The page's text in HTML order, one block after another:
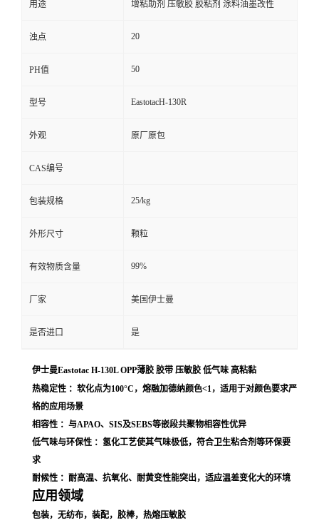
用途 增粘助剂 压敏胶 胶粘剂 涂料油墨改性
浊点 20
PH值 50
型号 EastotacH-130R
外观 原厂原包
CAS编号
包装规格 25/kg
外形尺寸 颗粒
有效物质含量 99%
厂家 美国伊士曼
是否进口 是
伊士曼Eastotac H-130L OPP薄胶 胶带 压敏胶 低气味 高粘黏
热稳定性 ：软化点为100°C，熔融加德纳颜色<1，适用于对颜色要求严
格的应用场景
相容性 ：与APAO、SIS及SEBS等嵌段共聚物相容性优异
低气味与环保性 ：氢化工艺使其气味极低，符合卫生粘合剂等环保要
求
耐候性 ：耐高温、抗氧化、耐黄变性能突出，适应温差变化大的环境
应用领域
包装，无纺布，装配，胶棒，热熔压敏胶